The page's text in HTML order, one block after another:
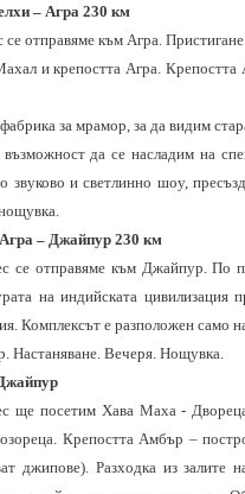
– Агра 230 км
се отправяме към Агра. Пристигане
и крепостта Агра. Крепостта
за мрамор, за да видим
да се насладим на
звуково и светлинно шоу,
– Джайпур 230 км
се отправяме към Джайпур. По
на индийската
Комплексът е разположен само
Настаняване. Вечеря. Нощувка.
ще посетим Хава Маха -
Крепостта Амбър –
джипове). Разходка из